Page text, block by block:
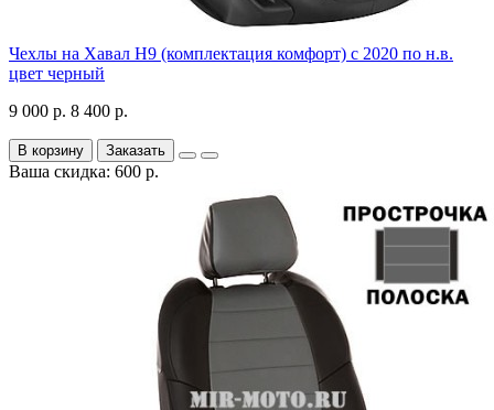
Чехлы на Хавал H9 (комплектация комфорт) с 2020 по н.в.
цвет черный
9 000 р. 8 400 р.
В корзину Заказать
Ваша скидка: 600 р.